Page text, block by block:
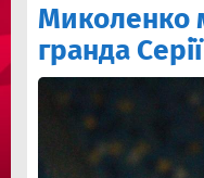
Миколенко
гранда